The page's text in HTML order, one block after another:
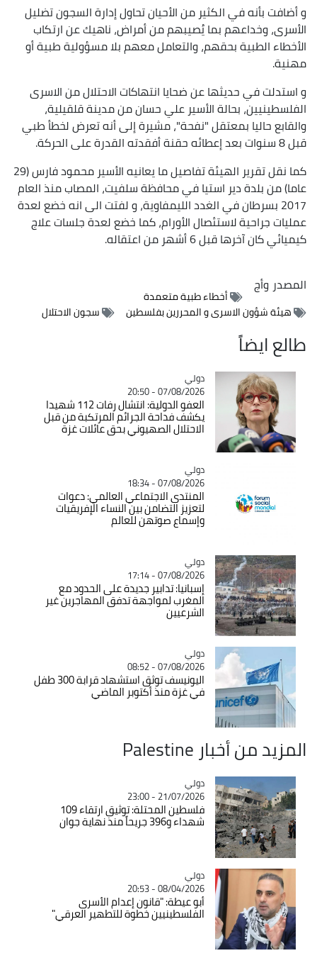
و أضافت بأنه في الكثير من الأحيان تحاول إدارة السجون تضليل
الأسرى، وخداعهم بما يُصيبهم من أمراض، ناهيك عن ارتكاب
الأخطاء الطبية بحقهم، والتعامل معهم بلا مسؤولية طبية أو
مهنية.
و استدلت في حديثها عن ضحايا انتهاكات الاحتلال من الاسرى
الفلسطينيين، بحالة الأسير علي حسان من مدينة قلقيلية،
والقابع حاليا بمعتقل "نفحة"، مشيرة إلى أنه تعرض لخطأ طبي
قبل 8 سنوات بعد إعطائه حقنة أفقدته القدرة على الحركة.
كما نقل تقرير الهيئة تفاصيل ما يعانيه الأسير محمود فارس (29
عاما) من بلدة دير استيا في محافظة سلفيت، المصاب منذ العام
2017 بسرطان في الغدد الليمفاوية، و لفتت الى انه خضع لعدة
عمليات جراحية لاستئصال الأورام، كما خضع لعدة جلسات علاج
كيميائي كان آخرها قبل 6 أشهر من اعتقاله.
المصدروأج
أخطاء طبية متعمدة
هيئة شؤون الاسرى و المحررين بفلسطين
سجون الاحتلال
طالع ايضاً
Catégorie
دولي
07/08/2026 - 20:50
العفو الدولية: انتشال رفات 112 شهيدا
يكشف فداحة الجرائم المرتكبة من قبل
الاحتلال الصهيوني بحق عائلات غزة
Catégorie
دولي
07/08/2026 - 18:34
المنتدى الاجتماعي العالمي: دعوات
لتعزيز التضامن بين النساء الإفريقيات
وإسماع صوتهن للعالم
Catégorie
دولي
07/08/2026 - 17:14
إسبانيا: تدابير جديدة على الحدود مع
المغرب لمواجهة تدفق المهاجرين غير
الشرعيين
Catégorie
دولي
07/08/2026 - 08:52
اليونيسف توثق استشهاد قرابة 300 طفل
في غزة منذ أكتوبر الماضي
المزيد من أخبار Palestine
Catégorie
دولي
21/07/2026 - 23:00
فلسطين المحتلة: توثيق ارتقاء 109
شهداء و396 جريحاً منذ نهاية جوان
Catégorie
دولي
08/04/2026 - 20:53
أبو عيطة: "قانون إعدام الأسرى
الفلسطينيين خطوة للتطهير العرقي"